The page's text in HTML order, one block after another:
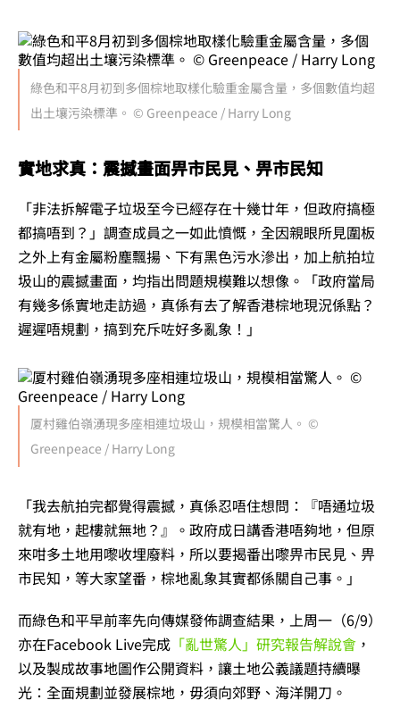
綠色和平8月初到多個棕地取樣化驗重金屬含量，多個數值均超
出土壤污染標準。 © Greenpeace / Harry Long
實地求真：震撼畫面畀市民見、畀市民知
「非法拆解電子垃圾至今已經存在十幾廿年，但政府搞極
都搞唔到？」調查成員之一如此憤慨，全因親眼所見圍板
之外上有金屬粉塵飄揚、下有黑色污水滲出，加上航拍垃
圾山的震撼畫面，均指出問題規模難以想像。「政府當局
有幾多係實地走訪過，真係有去了解香港棕地現況係點？
遲遲唔規劃，搞到充斥咗好多亂象！」
厦村雞伯嶺湧現多座相連垃圾山，規模相當驚人。 ©
Greenpeace / Harry Long
「我去航拍完都覺得震撼，真係忍唔住想問：『唔通垃圾
就有地，起樓就無地？』。政府成日講香港唔夠地，但原
來咁多土地用嚟收埋廢料，所以要揭番出嚟畀市民見、畀
市民知，等大家望番，棕地亂象其實都係關自己事。」
而綠色和平早前率先向傳媒發佈調查結果，上周一（6/9）
亦在Facebook Live完成 「亂世驚人」研究報告解說會 ，
以及製成故事地圖作公開資料，讓土地公義議題持續曝
光：全面規劃並發展棕地，毋須向郊野、海洋開刀。